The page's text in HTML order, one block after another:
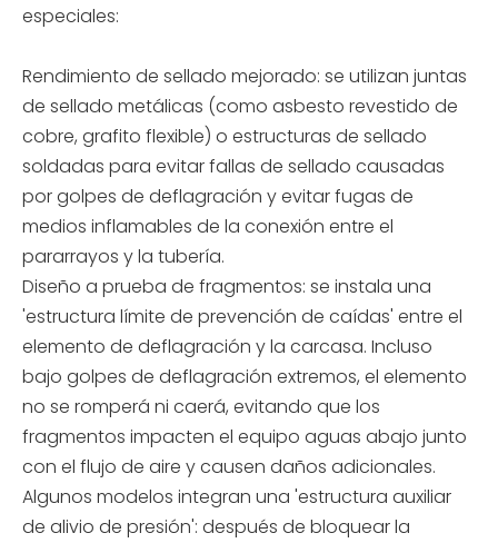
especiales:
Rendimiento de sellado mejorado: se utilizan juntas
de sellado metálicas (como asbesto revestido de
cobre, grafito flexible) o estructuras de sellado
soldadas para evitar fallas de sellado causadas
por golpes de deflagración y evitar fugas de
medios inflamables de la conexión entre el
pararrayos y la tubería.
Diseño a prueba de fragmentos: se instala una
'estructura límite de prevención de caídas' entre el
elemento de deflagración y la carcasa. Incluso
bajo golpes de deflagración extremos, el elemento
no se romperá ni caerá, evitando que los
fragmentos impacten el equipo aguas abajo junto
con el flujo de aire y causen daños adicionales.
Algunos modelos integran una 'estructura auxiliar
de alivio de presión': después de bloquear la